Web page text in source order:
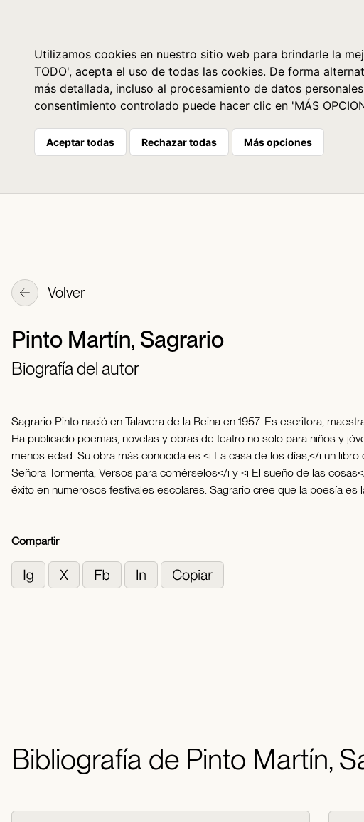
Utilizamos cookies en nuestro sitio web para brindarle la
TODO', acepta el uso de todas las cookies. De forma
más detallada, incluso al procesamiento de datos
consentimiento controlado puede hacer clic en 'MÁS
Aceptar todas Rechazar todas Más opciones
Volver
Pinto Martín, Sagrario
Biografía del autor
Sagrario Pinto nació en Talavera de la Reina en 1957. Es escritora,
Ha publicado poemas, novelas y obras de teatro no solo para niños y
menos edad. Su obra más conocida es <i La casa de los días,</i un
Señora Tormenta, Versos para comérselos</i y <i El sueño de las
éxito en numerosos festivales escolares. Sagrario cree que la poesía
Compartir
Bibliografía de Pinto Martín,